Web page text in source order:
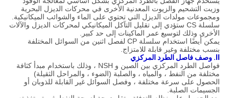
وزيت التشحيم والزيوت المعدنية الأخرى في محركات الديزل البحرية
ومجموعات مولدات الديزل التي تحتوي على الماء والشوائب الميكانيكية.
سلسلة CS ستؤدي إلى تقليل التآكل الميكانيكي لمحركات الديزل والآلات
الأخرى وذلك لتوسيع عمر الماكينات إلى حد كبير.
يمكن أيضًا استخدام سلسلة CP لفصل اثنين من السوائل المختلفة
بنسب مختلفة وغير قابلة للامتزاج.
وصف فاصل الطرد المركزي
فواصل الطرد المركزي بين الصين و NSH ، وذلك باستخدام مبدأ كثافة
مختلفة من النفط ، والمياه ، والصلبة (الضوء ، والمراحل الثقيلة)
الحصول على سرعة مختلفة ، وفصل السوائل غير القابلة للذوبان أو
الجسيمات الصلبة.